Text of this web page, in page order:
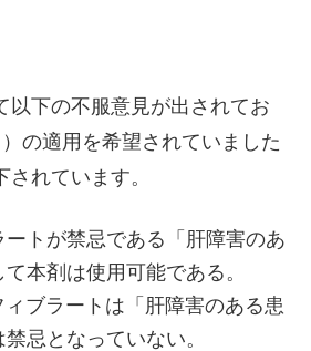
以下の不服意見が出されてお
の適用を希望されていました
れています。
ートが禁忌である「肝障害のあ
本剤は使用可能である。
ブラートは「肝障害のある患
忌となっていない。